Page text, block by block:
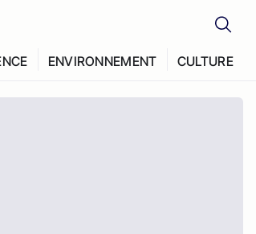
ENVIRONNEMENT CULTURE